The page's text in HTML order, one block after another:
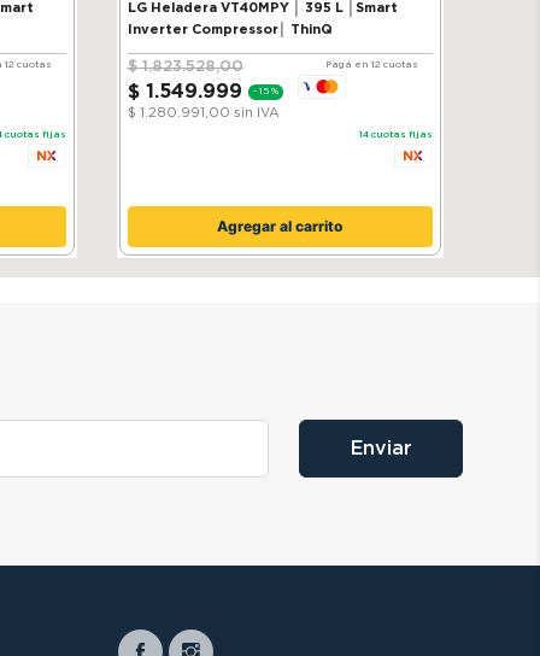
12 cuotas
cuotas fijas
LG Heladera VT40MPY │ 395 L │Smart
Inverter Compressor│ ThinQ
$ 1.823.528,00
$ 1 .549.999 - 15 %
$ 1.280.991,00 sin IVA
Pagá en 12 cuotas
14 cuotas fijas
Agregar al carrito
Enviar